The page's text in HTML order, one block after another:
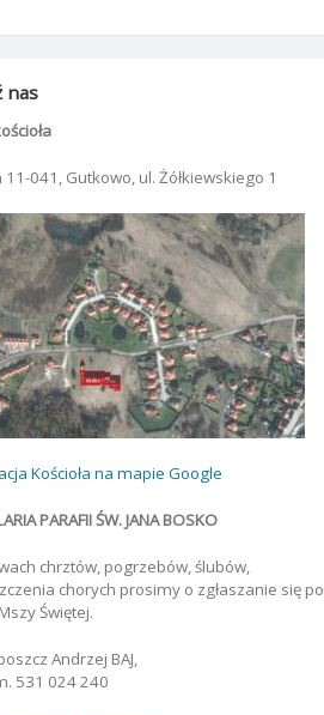
nas
11-041, Gutkowo, ul. Żółkiewskiego 1
Kościoła na mapie Google
PARAFII ŚW. JANA BOSKO
chrztów, pogrzebów, ślubów,
chorych prosimy o zgłaszanie się po
Świętej.
Andrzej BAJ,
531 024 240